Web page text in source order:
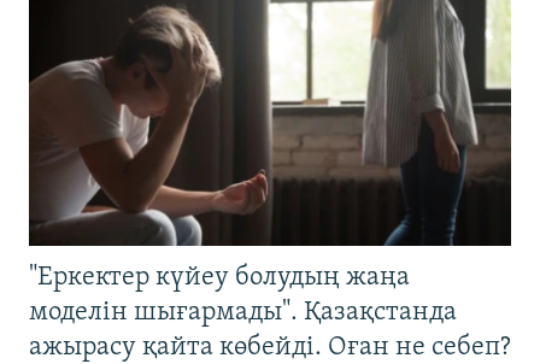
"Еркектер күйеу болудың жаңа
моделін шығармады". Қазақстанда
ажырасу қайта көбейді. Оған не себеп?